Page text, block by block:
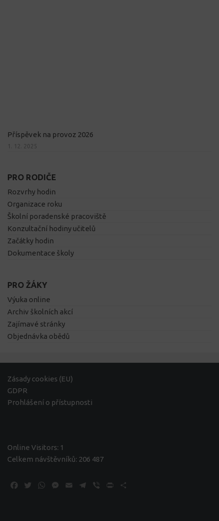
Příspěvek na provoz 2026
1. 12. 2025
PRO RODIČE
Rozvrhy hodin
Organizace roku
Školní poradenské pracoviště
Konzultační hodiny učitelů
Začátky hodin
Dokumentace školy
PRO ŽÁKY
Výuka online
Archiv školních akcí
Zajímavé stránky
Objednávka obědů
Zásady cookies (EU)
GDPR
Prohlášení o přístupnosti
Online Visitors: 1
Celkem návštěvníků: 206 487
Facebook
TwitterWhatsApp
Messenger
Email Telegram
Viber Print